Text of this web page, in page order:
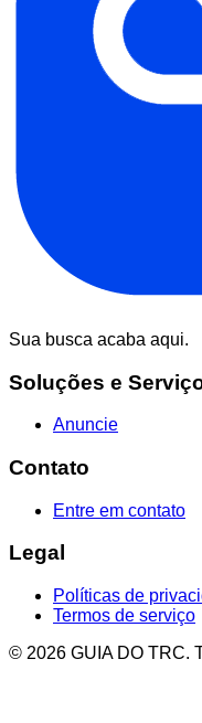
Sua busca acaba aqui.
Soluções e
Anuncie
Contato
Entre em contato
Legal
Políticas de
Termos de serviço
© 2026 GUIA DO TRC.